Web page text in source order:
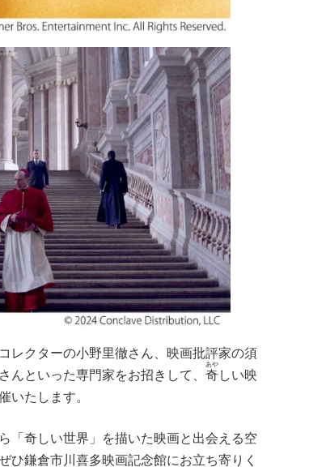
レクターの小野里徹さん、映画批評家の須
んといった専門家をお招きして、奇
あや
しい映
いたします。
「奇しい世界」を描いた映画と出会える空
ひ鎌倉市川喜多映画記念館にお立ち寄りく